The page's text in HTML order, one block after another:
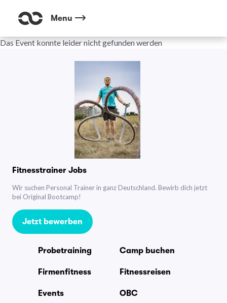
Menu
Das Event konnte leider nicht gefunden werden
Fitnesstrainer Jobs
Wir suchen Personal Trainer in ganz Deutschland. Bewirb dich jetzt
bei Original Bootcamp!
Jetzt bewerben
Probetraining Camp buchen
Firmenfitness Fitnessreisen
Events OBC